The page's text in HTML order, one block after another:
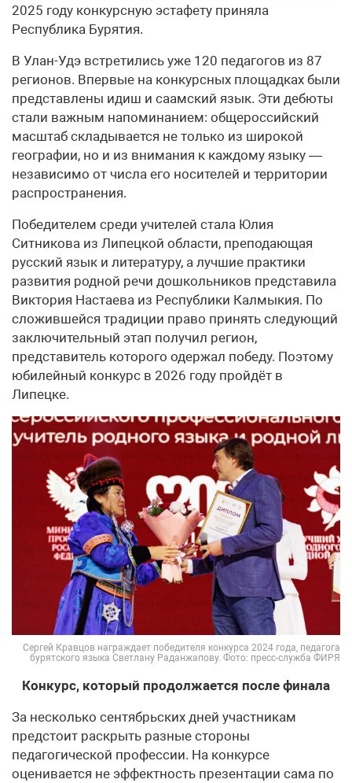
2025 году конкурсную эстафету приняла
Республика Бурятия.
В Улан-Удэ встретились уже 120 педагогов из 87
регионов. Впервые на конкурсных площадках были
представлены идиш и саамский язык. Эти дебюты
стали важным напоминанием: общероссийский
масштаб складывается не только из широкой
географии, но и из внимания к каждому языку —
независимо от числа его носителей и территории
распространения.
Победителем среди учителей стала Юлия
Ситникова из Липецкой области, преподающая
русский язык и литературу, а лучшие практики
развития родной речи дошкольников представила
Виктория Настаева из Республики Калмыкия. По
сложившейся традиции право принять следующий
заключительный этап получил регион,
представитель которого одержал победу. Поэтому
юбилейный конкурс в 2026 году пройдёт в
Липецке.
Сергей Кравцов награждает победителя конкурса 2024 года, педагога
бурятского языка Светлану Раданжапову. Фото: пресс-служба ФИРЯ
Конкурс, который продолжается после финала
За несколько сентябрьских дней участникам
предстоит раскрыть разные стороны
педагогической профессии. На конкурсе
оценивается не эффектность презентации сама по